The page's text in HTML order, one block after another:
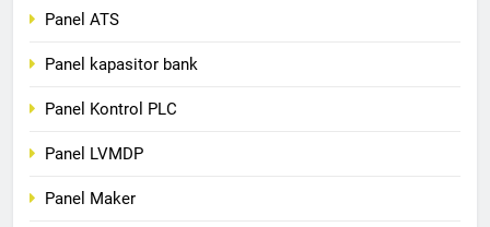
Panel ATS
Panel kapasitor bank
Panel Kontrol PLC
Panel LVMDP
Panel Maker